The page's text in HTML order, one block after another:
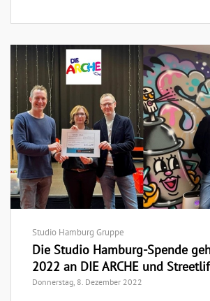
Studio Hamburg Gruppe
Die Studio Hamburg-Spende
2022 an DIE ARCHE und
Donnerstag, 8. Dezember 2022